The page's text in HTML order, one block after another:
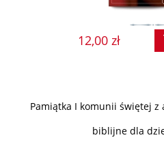
12,00 zł
Pamiątka I komunii świętej
biblijne dla